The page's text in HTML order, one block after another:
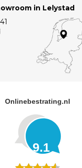
in Lelystad
Onlinebestrating.nl
9.1